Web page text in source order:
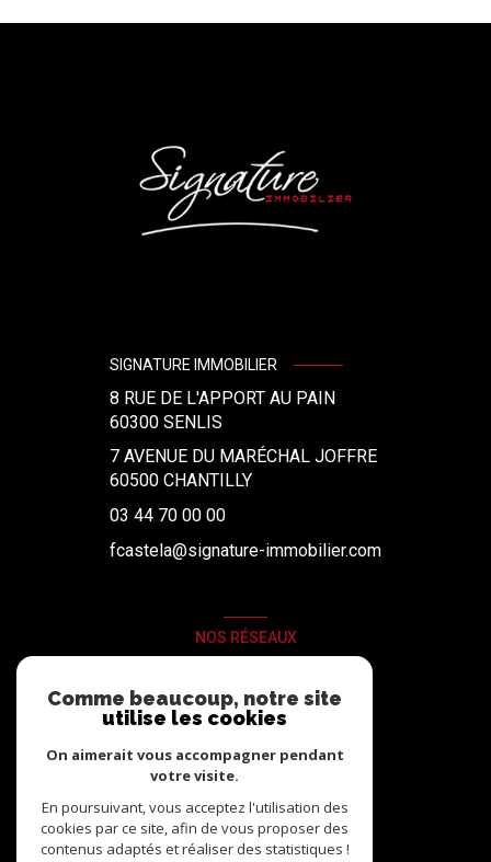
SIGNATURE IMMOBILIER
8 RUE DE L'APPORT AU PAIN
60300 SENLIS
7 AVENUE DU MARÉCHAL JOFFRE
60500 CHANTILLY
03 44 70 00 00
fcastela@signature-immobilier.com
NOS RÉSEAUX
Comme beaucoup, notre site
utilise les cookies
On aimerait vous accompagner pendant
votre visite.
En poursuivant, vous acceptez l'utilisation des
cookies par ce site, afin de vous proposer des
contenus adaptés et réaliser des statistiques !